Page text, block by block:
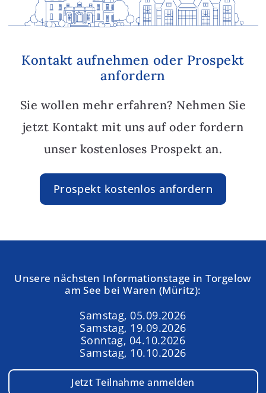
Kontakt aufnehmen oder Prospekt
anfordern
Sie wollen mehr erfahren? Nehmen Sie
jetzt Kontakt mit uns auf oder fordern
unser kostenloses Prospekt an.
Prospekt kostenlos anfordern
Unsere nächsten Informationstage in Torgelow
am See bei Waren (Müritz):
Samstag, 05.09.2026
Samstag, 19.09.2026
Sonntag, 04.10.2026
Samstag, 10.10.2026
Jetzt Teilnahme anmelden